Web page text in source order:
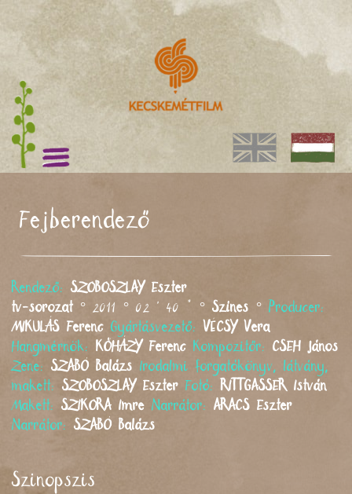
Fejberendező
Rendező: SZOBOSZLAYEszter
tv-sorozat° 2011 ° 02 ' 40 " ° Színes ° Producer:
MIKULÁS Ferenc Gyártásvezető: VÉCSY Vera
Hangmérnök: KŐHÁZY Ferenc Kompozitőr: CSEH János
Zene: SZABÓ Balázs Irodalmi forgatókönyv, látvány,
makett: SZOBOSZLAY Eszter Fotó: RITTGASSER István
Makett: SZIKORA Imre Narrátor: ARACS Eszter
Narrátor: SZABÓ Balázs
Szinopszis